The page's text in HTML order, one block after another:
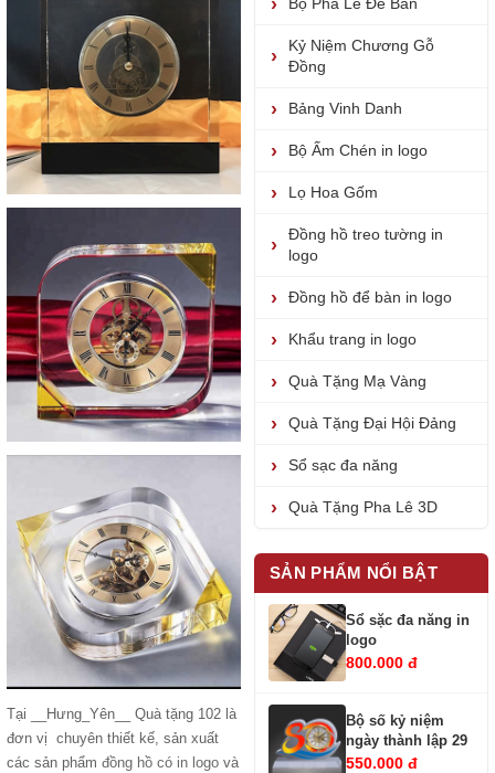
Tại __Hưng_Yên__ Quà tặng 102 là
đơn vị chuyên thiết kế, sản xuất
các sản phẩm đồng hồ có in logo và
Kỷ Niệm Chương Gỗ
Đồng
Bảng Vinh Danh
Bộ Ấm Chén in logo
Lọ Hoa Gốm
Đồng hồ treo tường in
logo
Đồng hồ để bàn in logo
Khẩu trang in logo
Quà Tặng Mạ Vàng
Quà Tặng Đại Hội Đảng
Sổ sạc đa năng
Quà Tặng Pha Lê 3D
SẢN PHẨM NỔI BẬT
Sổ sặc đa năng in
logo
800.000 đ
Bộ số kỷ niệm
ngày thành lập 29
550.000 đ